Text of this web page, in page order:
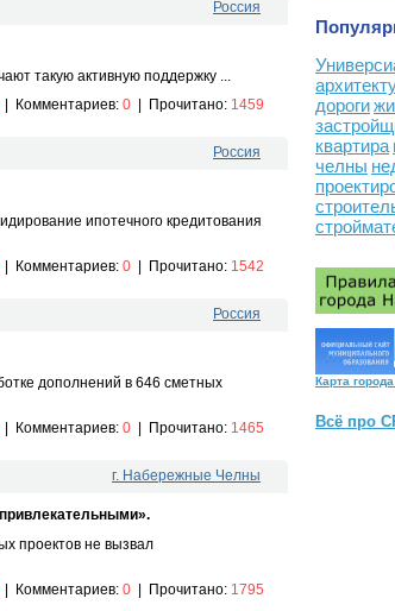
Россия
такую активную поддержку ...
Комментариев: 0 Прочитано: 1459
Россия
ипотечного кредитования
Комментариев: 0 Прочитано: 1542
Россия
дополнений в 646 сметных
Комментариев: 0 Прочитано: 1465
г. Набережные Челны
проектов не вызвал
Комментариев: 0 Прочитано: 1795
дороги
квартира
челны
Карта
Всё про